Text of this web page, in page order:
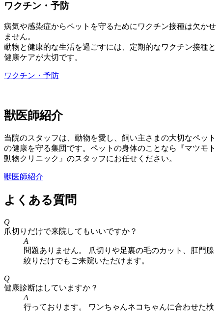
ワクチン・予防
病気や感染症からペットを守るためにワクチン接種は欠かせ
ません。
動物と健康的な生活を過ごすには、定期的なワクチン接種と
健康ケアが大切です。
ワクチン・予防
獣医師紹介
当院のスタッフは、動物を愛し、飼い主さまの大切なペット
の健康を守る集団です。ペットの身体のことなら『マツモト
動物クリニック』のスタッフにお任せください。
獣医師紹介
よくある質問
Q
爪切りだけで来院してもいいですか？
A
問題ありません。 爪切りや足裏の毛のカット、肛門腺
絞りだけでもご来院いただけます。
Q
健康診断はしていますか？
A
行っております。 ワンちゃんネコちゃんに合わせた検